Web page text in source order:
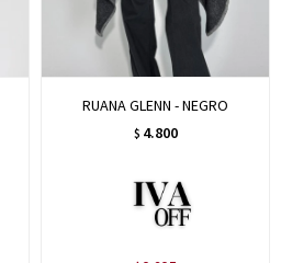
RUANA GLENN - NEGRO
$ 4.800